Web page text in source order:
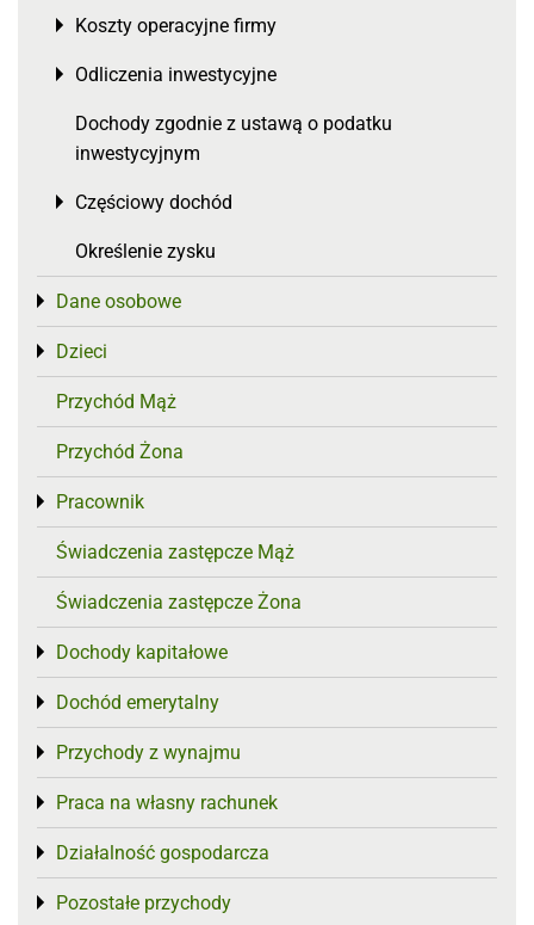
Koszty operacyjne firmy
Toggle menu
Odliczenia inwestycyjne
Toggle menu
Dochody zgodnie z ustawą o podatku
inwestycyjnym
Częściowy dochód
Toggle menu
Określenie zysku
Dane osobowe
Toggle menu
Dzieci
Toggle menu
Przychód Mąż
Przychód Żona
Pracownik
Toggle menu
Świadczenia zastępcze Mąż
Świadczenia zastępcze Żona
Dochody kapitałowe
Toggle menu
Dochód emerytalny
Toggle menu
Przychody z wynajmu
Toggle menu
Praca na własny rachunek
Toggle menu
Działalność gospodarcza
Toggle menu
Pozostałe przychody
Toggle menu